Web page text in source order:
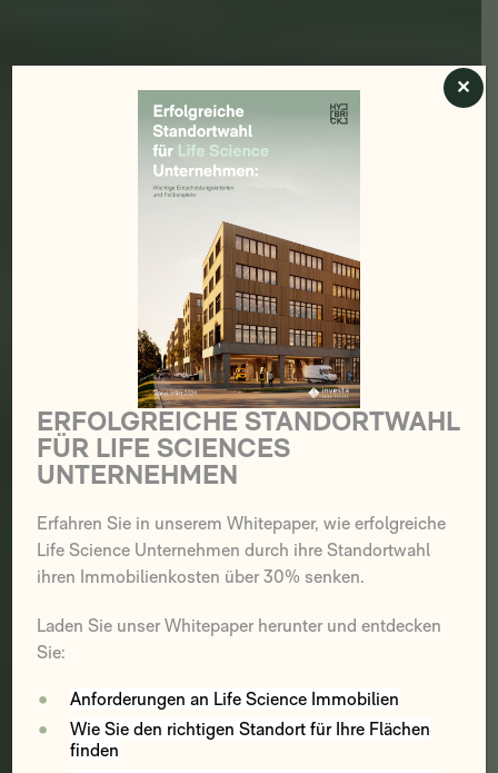
ERFOLGREICHE STANDORTWAHL
FÜR LIFE SCIENCES
UNTERNEHMEN
Erfahren Sie in unserem Whitepaper, wie erfolgreiche
Life Science Unternehmen durch ihre Standortwahl
ihren Immobilienkosten über 30% senken.
Laden Sie unser Whitepaper herunter und entdecken
Sie:
Anforderungen an Life Science Immobilien
Wie Sie den richtigen Standort für Ihre Flächen
finden